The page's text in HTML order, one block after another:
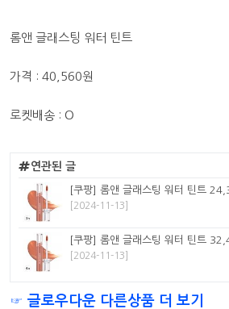
롬앤 글래스팅 워터 틴트
가격 : 40,560원
로켓배송 : O
연관된 글
[쿠팡] 롬앤 글래스팅 워터 틴트
[2024-11-13]
[쿠팡] 롬앤 글래스팅 워터 틴트
[2024-11-13]
☞ 글로우다운 다른상품 더 보기